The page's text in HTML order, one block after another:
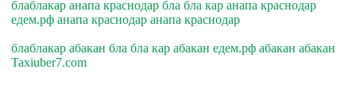
блаблакар анапа краснодар бла бла кар анапа краснодар
едем.рф анапа краснодар анапа краснодар
блаблакар абакан бла бла кар абакан едем.рф абакан абакан
Taxiuber7.com